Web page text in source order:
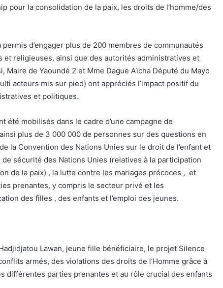
pour la consolidation de la paix, les droits de l’homme/des
d’engager plus de 200 membres de communautés
religieuses, ainsi que des autorités administratives et
Maire de Yaoundé 2 et Mme Dague Aïcha Député du Mayo
acteurs mis sur pied) ont appréciés l’impact positif du
et politiques.
été mobilisés dans le cadre d’une campagne de
plus de 3 000 000 de personnes sur des questions en
la Convention des Nations Unies sur le droit de l’enfant et
sécurité des Nations Unies (relatives à la participation
de la paix) , la lutte contre les mariages précoces , et
prenantes, y compris le secteur privé et les
des filles , des enfants et l’emploi des jeunes.
Lawan, jeune fille bénéficiaire, le projet Silence
armés, des violations des droits de l’Homme grâce à
différentes parties prenantes et au rôle crucial des enfants